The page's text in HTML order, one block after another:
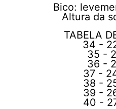
Bico:
Altura da
TABELA
34 -
35 -
36 -
37 -
38 -
39 -
40 -